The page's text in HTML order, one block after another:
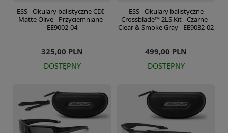
ESS - Okulary balistyczne CDI -
Matte Olive - Przyciemniane -
EE9002-04
325,00 PLN
DOSTĘPNY
ESS - Okulary balistyczne
Crossblade™ 2LS Kit - Czarne -
Clear & Smoke Gray - EE9032-02
499,00 PLN
DOSTĘPNY